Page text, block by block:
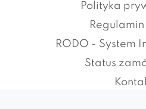
Polityka
RODO - System
Status